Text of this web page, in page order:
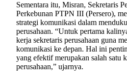
Sementara itu, Misran, Sekretaris
Perkebunan PTPN III (Persero),
strategi komunikasi dalam
perusahaan. “Untuk pertama
kerja sekretaris perusahaan guna
komunikasi ke depan. Hal ini
yang efektif merupakan salah satu
perusahaan,” ujarnya.